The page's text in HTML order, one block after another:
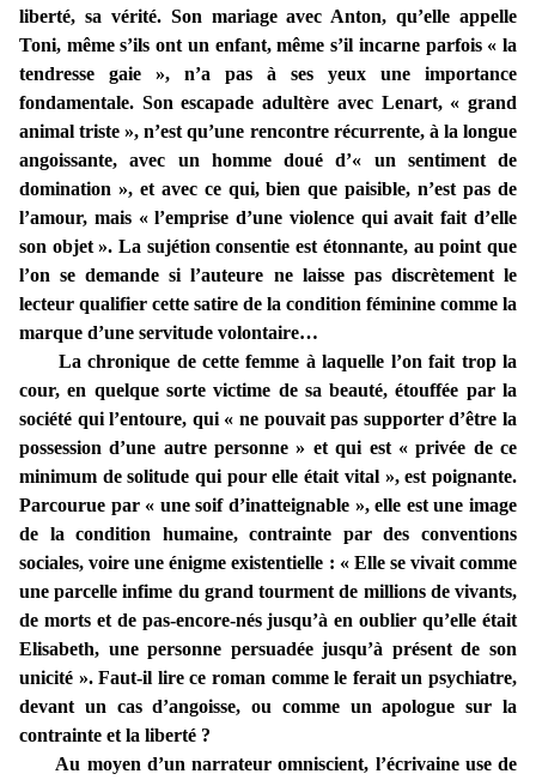
liberté, sa vérité. Son mariage avec Anton, qu’elle appelle
Toni, même s’ils ont un enfant, même s’il incarne parfois « la
tendresse gaie », n’a pas à ses yeux une importance
fondamentale. Son escapade adultère avec Lenart, « grand
animal triste », n’est qu’une rencontre récurrente, à la longue
angoissante, avec un homme doué d’« un sentiment de
domination », et avec ce qui, bien que paisible, n’est pas de
l’amour, mais « l’emprise d’une violence qui avait fait d’elle
son objet ». La sujétion consentie est étonnante, au point que
l’on se demande si l’auteure ne laisse pas discrètement le
lecteur qualifier cette satire de la condition féminine comme la
marque d’une servitude volontaire…
La chronique de cette femme à laquelle l’on fait trop la
cour, en quelque sorte victime de sa beauté, étouffée par la
société qui l’entoure, qui « ne pouvait pas supporter d’être la
possession d’une autre personne » et qui est « privée de ce
minimum de solitude qui pour elle était vital », est poignante.
Parcourue par « une soif d’inatteignable », elle est une image
de la condition humaine, contrainte par des conventions
sociales, voire une énigme existentielle : « Elle se vivait comme
une parcelle infime du grand tourment de millions de vivants,
de morts et de pas-encore-nés jusqu’à en oublier qu’elle était
Elisabeth, une personne persuadée jusqu’à présent de son
unicité ». Faut-il lire ce roman comme le ferait un psychiatre,
devant un cas d’angoisse, ou comme un apologue sur la
contrainte et la liberté ?
Au moyen d’un narrateur omniscient, l’écrivaine use de